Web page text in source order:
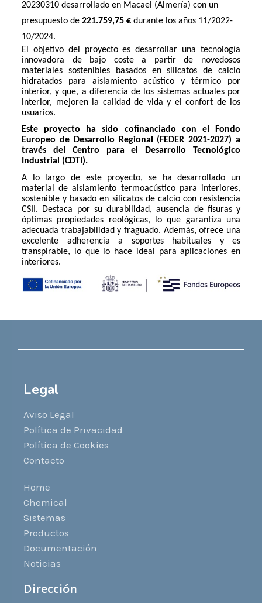
20230310 desarrollado en Macael (Almería) con un
presupuesto de 221.759,75 € durante los años 11/2022-
10/2024.
El objetivo del proyecto es desarrollar una tecnología
innovadora de bajo coste a partir de novedosos
materiales sostenibles basados en silicatos de calcio
hidratados para aislamiento acústico y térmico por
interior, y que, a diferencia de los sistemas actuales por
interior, mejoren la calidad de vida y el confort de los
usuarios.
Este proyecto ha sido cofinanciado con el Fondo
Europeo de Desarrollo Regional (FEDER 2021-2027) a
través del Centro para el Desarrollo Tecnológico
Industrial (CDTI).
A lo largo de este proyecto, se ha desarrollado un
material de aislamiento termoacústico para interiores,
sostenible y basado en silicatos de calcio con resistencia
CSII. Destaca por su durabilidad, ausencia de fisuras y
óptimas propiedades reológicas, lo que garantiza una
adecuada trabajabilidad y fraguado. Además, ofrece una
excelente adherencia a soportes habituales y es
transpirable, lo que lo hace ideal para aplicaciones en
interiores.
Legal
Aviso Legal
Política de Privacidad
Política de Cookies
Contacto
Home
Chemical
Sistemas
Productos
Documentación
Noticias
Dirección